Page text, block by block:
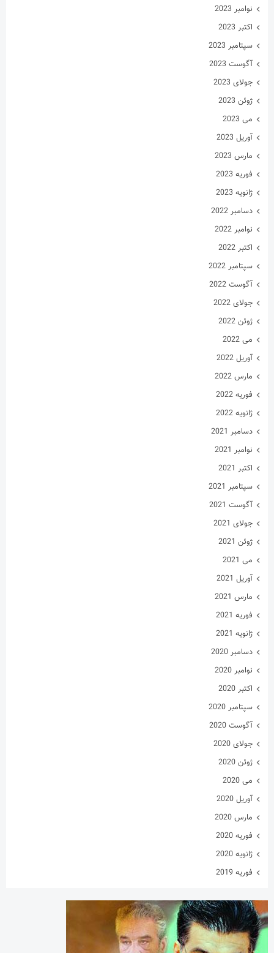
نوامبر 2023
اکتبر 2023
سپتامبر 2023
آگوست 2023
جولای 2023
ژوئن 2023
می 2023
آوریل 2023
مارس 2023
فوریه 2023
ژانویه 2023
دسامبر 2022
نوامبر 2022
اکتبر 2022
سپتامبر 2022
آگوست 2022
جولای 2022
ژوئن 2022
می 2022
آوریل 2022
مارس 2022
فوریه 2022
ژانویه 2022
دسامبر 2021
نوامبر 2021
اکتبر 2021
سپتامبر 2021
آگوست 2021
جولای 2021
ژوئن 2021
می 2021
آوریل 2021
مارس 2021
فوریه 2021
ژانویه 2021
دسامبر 2020
نوامبر 2020
اکتبر 2020
سپتامبر 2020
آگوست 2020
جولای 2020
ژوئن 2020
می 2020
آوریل 2020
مارس 2020
فوریه 2020
ژانویه 2020
فوریه 2019